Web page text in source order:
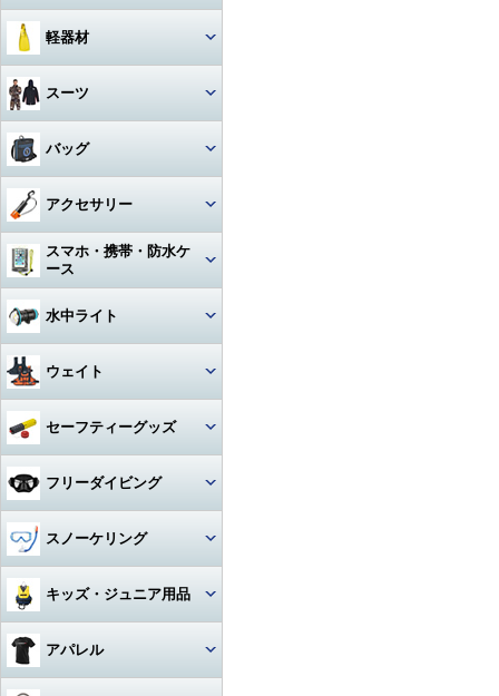
カメラハウジング・ポート
一眼レフカメラハウジング
ミラーレスカメラハウジング
コンパクトカメラハウジング
ビデオカメラハウジング
ポート・ギア・オプション
レンズ
マクロレンズ
ワイドレンズ
レンズオプション・フィルタ
ー・アダプター
ストロボ
ストロボ本体
接続ケーブル
その他・アクセサリー
アーム・グリップ・ベース・ス
テー
フロートアーム
クランプ
アームセット
アーム関連
グリップ・ベース・ステー
アクションカメラ・GoPro
アクションカメラ・GoPro本
アクションカメラ・GoProア
クセサリー
ビデオライト
ビデオライト
ビデオライトアクセサリー・
パーツ
アクセサリー・その他
カメラメンテナンス用品
書籍・DVD
大画面モデル
トランスミッター
コンソールモデル
DCアクセサリー・パーツ
下取り・キャンペーン
レギュレター
レギュレター
DINモデル
アクセサリー・その他
オクトパス
ゲージ
3連ゲージ
2連ゲージ
シングルゲージ
BCジャケット
スタビタイプ
フロントアジャスタブルタイ
プ
アクセサリー・その他
オクトパスインフレーター
(AIR-2等)
インフレーター
水深計
激安！重器材セット
おススメ！重器材セット
軽器材
マスク
2眼タイプ
フルフェイスマスク
マスク用レンズ
度入りマスク
アクセサリ・パーツ・その他
スノーケル
スノーケル本体
アクセサリ・パーツ・その他
フィン
フルフットタイプ
ストラップタイプ
アクセサリ・パーツ・その他
ブーツ
フルフットフィン向け
デッキソール（ボート向け）
カレンダーソール（磯、ビー
チ向け）
ローカット
その他
グローブ
3シーズングローブ
サマーグローブ
ウィンターグローブ
その他
ソックス
軽器材セット
オススメ！軽器材セット
スーツ
ウェットスーツ
ウェットスーツアクセサリー
ウェットスーツインナー
ドライスーツ
ドライスーツアクセサリー
ドライスーツインナー
ラッシュガード
レギンス
ボートコート
バッグ
メッシュバッグ（フルサイズ）
メッシュバッグ（ミニ）
キャスター・キャリーバッグ
ギアバッグ
ハードケース
ウォータープルーフバッグ
レギュレターバッグ
フィンバッグ
スーツバッグ
その他
バッグアクセサリー・パーツ・
アクセサリー
ナイフ
ステンレス
折りたたみ
クッキング向け
他
ハサミ
ラインカッター
カラビナ・フック
コイルランヤード
カラビナ・フック
カレントフック
その他
ストラップ
ホース・ゲージ・オクトパスホ
ルダー
スレート
指示棒
ベル・シェーカー
スマホ・携帯・防水ケ
ース
（DIVE）
iPhone・スマホ・携帯
iPad用
アクセサリー・その他
水中ライト
ワイドタイプ
ワイド・スポット切り替えタイ
ハロゲン・その他
ライトアクセサリー・パーツ
ウェイト
ウェイト
ベルトタイプ
ベストタイプ
アンクルウェイト
ソフトウェイト
ウェイトベルトアクセサリー・
セーフティーグッズ
フロート・シグナルブイ
ケミカルライト・スティックラ
ライフジャケット
アクセサリー・その他
フリーダイビング
マスク
スノーケル
フリーダイビングコンピュータ
ー
スノーケリング
セット
マスク・スノーケル
フィン・ブーツ・グローブ
キッズ・ジュニア用品
ウェット・ウェア・ラッシュ
アパレル